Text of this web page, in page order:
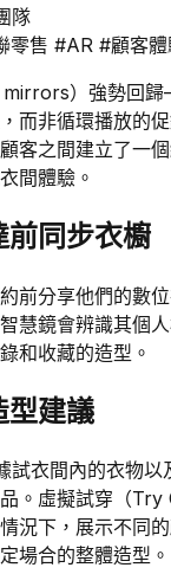
隊
零售 #AR #顧客
）強勢回
而非循環播放的
客之間建立了一
間體驗。
前同步衣櫥
前分享他們的數
慧鏡會辨識其個
和收藏的造型。
型建議
衣間內的衣物以
。虛擬試穿（
況下，展示不同
場合的整體造型。